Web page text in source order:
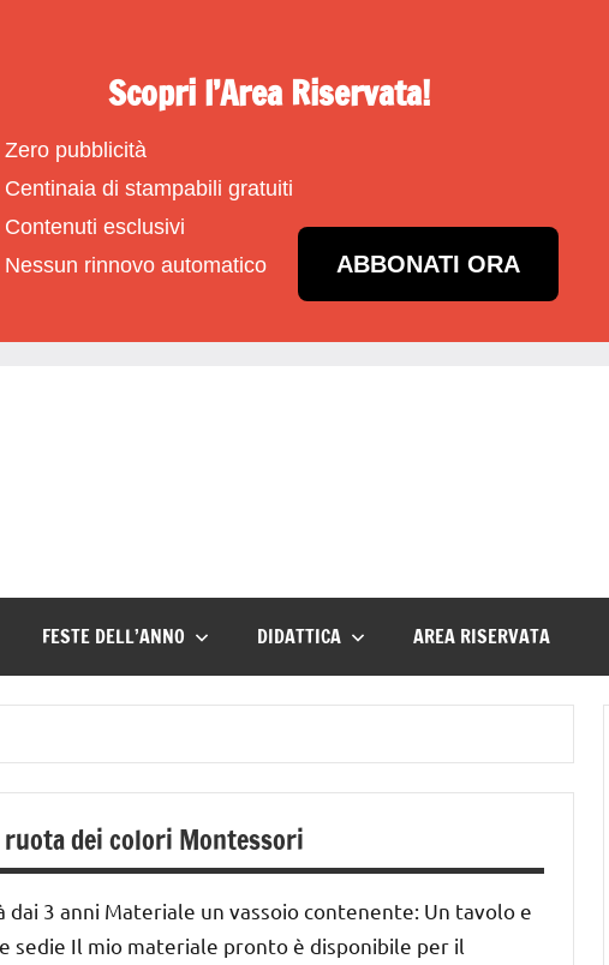
Scopri l’Area Riservata!
Zero pubblicità
Centinaia di stampabili gratuiti
Contenuti esclusivi
Nessun rinnovo automatico
ABBONATI ORA
FESTE DELL’ANNO DIDATTICA AREA RISERVATA
ruota dei colori Montessori
dai 3 anni Materiale un vassoio contenente: Un tavolo e
sedie Il mio materiale pronto è disponibile per il